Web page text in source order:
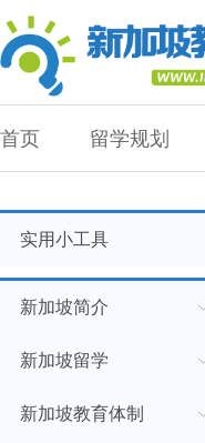
首页 留学规划
实用小工具
新加坡简介
新加坡留学
新加坡教育体制